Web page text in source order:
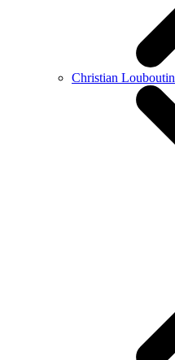
Christian Louboutin